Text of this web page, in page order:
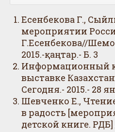
Есенбекова Г.,
мероприятии
Г.Есенбекова//
2015.-қаңтар.- Б. 3
Информационный
выставке
Сегодня.- 2015.- 28
Шевченко Е.,
в радость
детской книге.